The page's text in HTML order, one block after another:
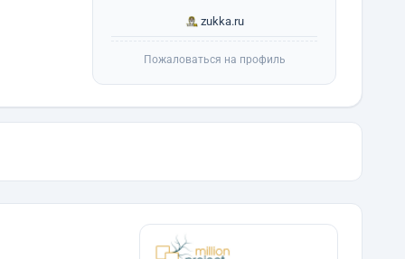
zukka.ru
Пожаловаться на профиль